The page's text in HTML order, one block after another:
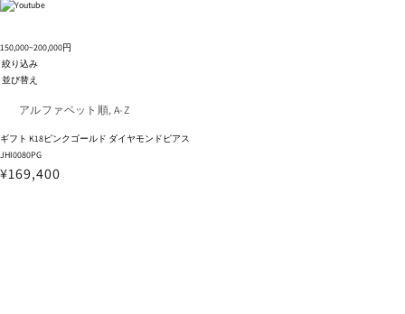
150,000~200,000円
絞り込み
並び替え
ギフト K18ピンクゴールド ダイヤモンドピアス
JHI0080PG
¥169,400